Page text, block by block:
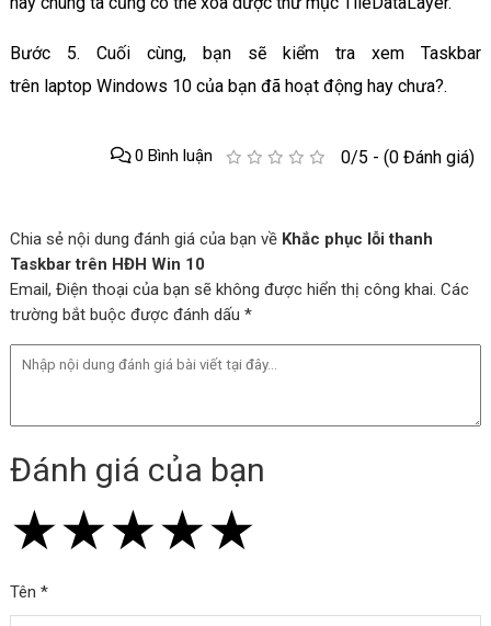
Bước 5. Cuối cùng, bạn sẽ kiểm tra xem Taskbar
trên laptop Windows 10 của bạn đã hoạt động hay chưa?.
0/5 - (0 Đánh giá)
0 Bình luận
Chia sẻ nội dung đánh giá của bạn về Khắc phục lỗi thanh
Taskbar trên HĐH Win 10
Email, Điện thoại của bạn sẽ không được hiển thị công khai. Các
trường bắt buộc được đánh dấu *
Đánh giá của bạn
★
★★
★★★
★★★★
★★★★★
Tên *